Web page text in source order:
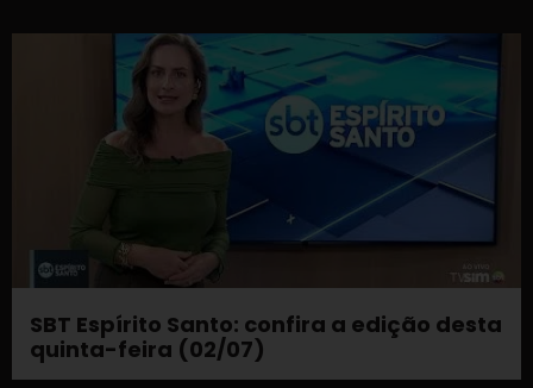
SBT Espírito Santo: confira a edição desta
quinta-feira (02/07)